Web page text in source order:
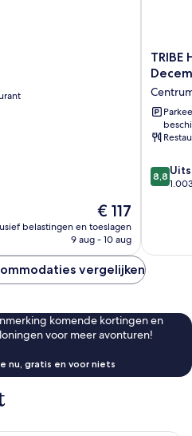
De
prijs
€ 117
belastingen en toeslagen
9 aug - 10 aug
TRIBE
Hotel
Haag
Centraal
Opened
2025
8.8
van
8,8
vergelijken
komende kortingen en
voor meer avonturen!
nu, gratis en voor niets